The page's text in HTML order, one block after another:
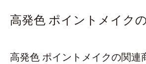
高発色 ポイントメイク
高発色 ポイントメイクの関